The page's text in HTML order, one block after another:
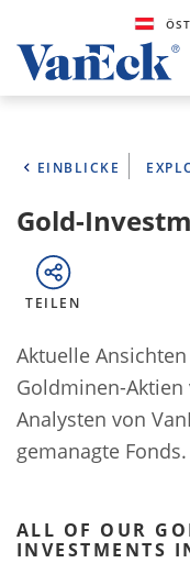
EINBLICKE
Gold-
TEILEN
Aktuelle
Goldminen-
Analysten von
gemanagte Fonds.
ALL OF OUR
INVESTMENTS